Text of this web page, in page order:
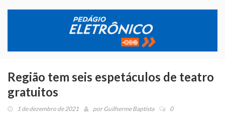
Região tem seis espetáculos de teatro
gratuitos
1 de dezembro de 2021 porGuilherme Baptista 0